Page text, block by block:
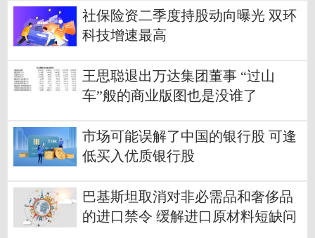
社保险资二季度持股动向曝光 双环
科技增速最高
王思聪退出万达集团董事 “过山
车”般的商业版图也是没谁了
市场可能误解了中国的银行股 可逢
低买入优质银行股
巴基斯坦取消对非必需品和奢侈品
的进口禁令 缓解进口原材料短缺问